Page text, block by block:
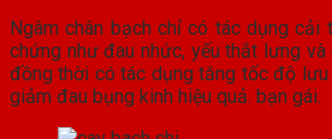
Ngâm chân bạch chỉ có tác dụng cải
chứng như đau nhức, yếu thắt lưng
đồng thời có tác dụng tăng tốc độ lưu
giảm đau bụng kinh hiệu quả. bạn gái.